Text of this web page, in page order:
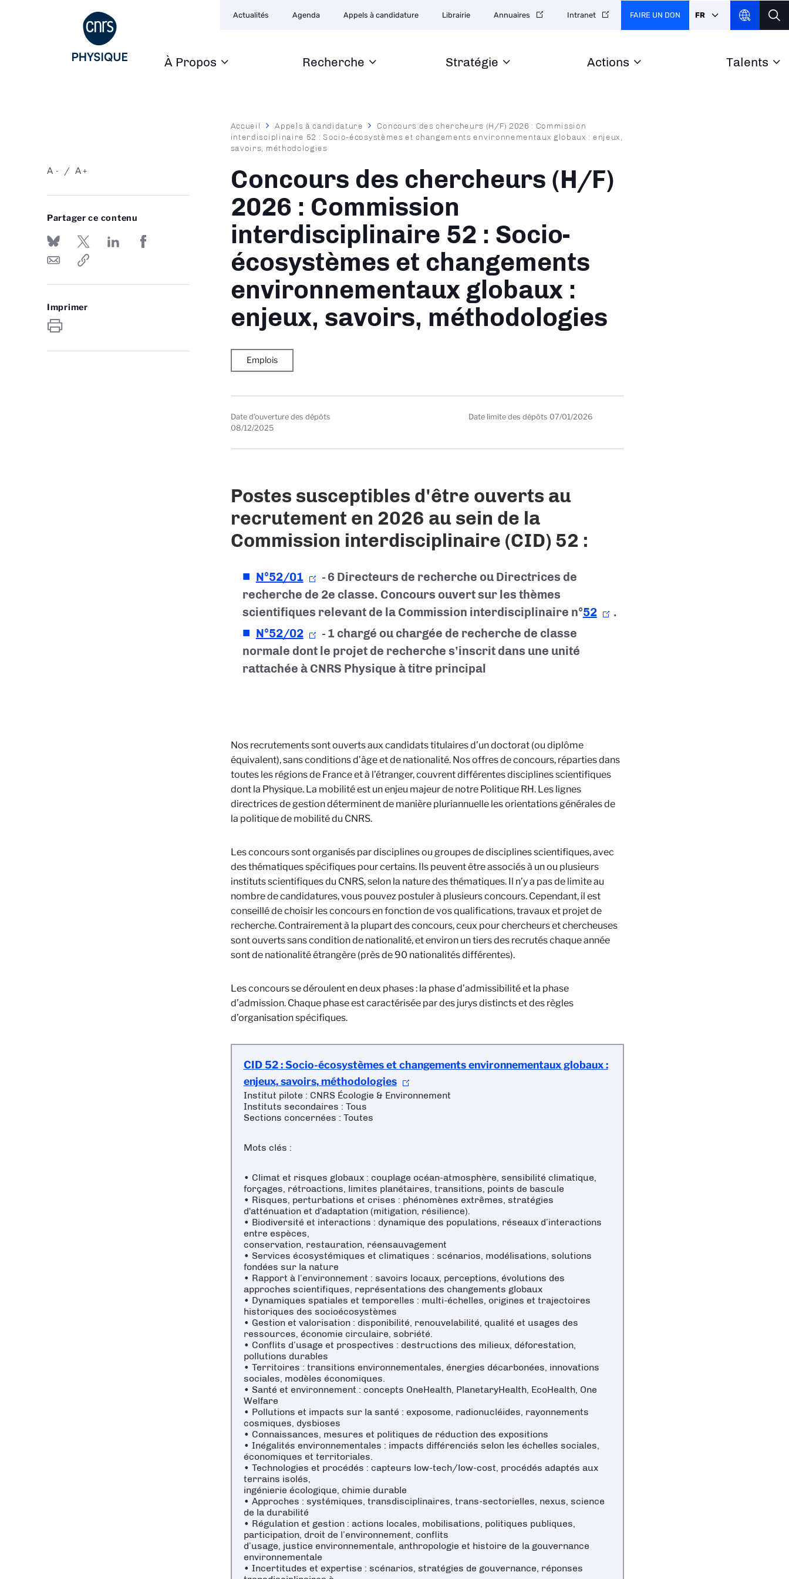
Navigation
À Propos Recherche Stratégie Actions Talents
secondaire
Actualités Agenda Appels à candidature Librairie Annuaires Intranet FAIRE UN DON FR
-
A +
A
Partager ce contenu
Imprimer
Fil
d'Ariane
Accueil Appels à candidature
Concours des chercheurs (H/F) 2026 : Commission
interdisciplinaire 52 : Socio-écosystèmes et changements environnementaux globaux : enjeux,
savoirs, méthodologies
Concours des chercheurs (H/F)
2026 : Commission
interdisciplinaire 52 : Socio-
écosystèmes et changements
environnementaux globaux :
enjeux, savoirs, méthodologies
Emplois
Date d’ouverture des dépôts
08/12/2025
Date limite des dépôts 07/01/2026
Postes susceptibles d'être ouverts au
recrutement en 2026 au sein de la
Commission interdisciplinaire (CID) 52 :
N°52/01
- 6 Directeurs de recherche ou Directrices de
recherche de 2e classe. Concours ouvert sur les thèmes
scientifiques relevant de la Commission interdisciplinaire n°52
.
N°52/02
- 1 chargé ou chargée de recherche de classe
normale dont le projet de recherche s’inscrit dans une unité
rattachée à CNRS Physique à titre principal
Nos recrutements sont ouverts aux candidats titulaires d’un doctorat (ou diplôme
équivalent), sans conditions d’âge et de nationalité. Nos offres de concours, réparties dans
toutes les régions de France et à l’étranger, couvrent différentes disciplines scientifiques
dont la Physique. La mobilité est un enjeu majeur de notre Politique RH. Les lignes
directrices de gestion déterminent de manière pluriannuelle les orientations générales de
la politique de mobilité du CNRS.
Les concours sont organisés par disciplines ou groupes de disciplines scientifiques, avec
des thématiques spécifiques pour certains. Ils peuvent être associés à un ou plusieurs
instituts scientifiques du CNRS, selon la nature des thématiques. Il n’y a pas de limite au
nombre de candidatures, vous pouvez postuler à plusieurs concours. Cependant, il est
conseillé de choisir les concours en fonction de vos qualifications, travaux et projet de
recherche. Contrairement à la plupart des concours, ceux pour chercheurs et chercheuses
sont ouverts sans condition de nationalité, et environ un tiers des recrutés chaque année
sont de nationalité étrangère (près de 90 nationalités différentes).
Les concours se déroulent en deux phases : la phase d’admissibilité et la phase
d’admission. Chaque phase est caractérisée par des jurys distincts et des règles
d’organisation spécifiques.
CID 52 : Socio-écosystèmes et changements environnementaux globaux :
enjeux, savoirs, méthodologies
Institut pilote : CNRS Écologie & Environnement
Instituts secondaires : Tous
Sections concernées : Toutes
Mots clés :
• Climat et risques globaux : couplage océan-atmosphère, sensibilité climatique,
forçages, rétroactions, limites planétaires, transitions, points de bascule
• Risques, perturbations et crises : phénomènes extrêmes, stratégies
d'atténuation et d'adaptation (mitigation, résilience).
• Biodiversité et interactions : dynamique des populations, réseaux d’interactions
entre espèces,
conservation, restauration, réensauvagement
• Services écosystémiques et climatiques : scénarios, modélisations, solutions
fondées sur la nature
• Rapport à l’environnement : savoirs locaux, perceptions, évolutions des
approches scientifiques, représentations des changements globaux
• Dynamiques spatiales et temporelles : multi-échelles, origines et trajectoires
historiques des socioécosystèmes
• Gestion et valorisation : disponibilité, renouvelabilité, qualité et usages des
ressources, économie circulaire, sobriété.
• Conflits d’usage et prospectives : destructions des milieux, déforestation,
pollutions durables
• Territoires : transitions environnementales, énergies décarbonées, innovations
sociales, modèles économiques.
• Santé et environnement : concepts OneHealth, PlanetaryHealth, EcoHealth, One
Welfare
• Pollutions et impacts sur la santé : exposome, radionucléides, rayonnements
cosmiques, dysbioses
• Connaissances, mesures et politiques de réduction des expositions
• Inégalités environnementales : impacts différenciés selon les échelles sociales,
économiques et territoriales.
• Technologies et procédés : capteurs low-tech/low-cost, procédés adaptés aux
terrains isolés,
ingénierie écologique, chimie durable
• Approches : systémiques, transdisciplinaires, trans-sectorielles, nexus, science
de la durabilité
• Régulation et gestion : actions locales, mobilisations, politiques publiques,
participation, droit de l’environnement, conflits
d’usage, justice environnementale, anthropologie et histoire de la gouvernance
environnementale
• Incertitudes et expertise : scénarios, stratégies de gouvernance, réponses